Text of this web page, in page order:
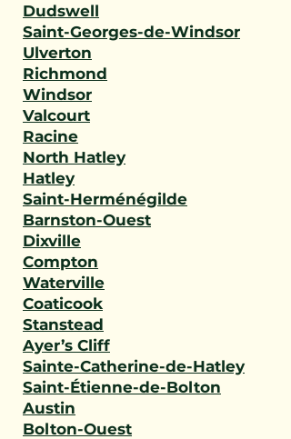
Dudswell
Saint-Georges-de-Windsor
Ulverton
Richmond
Windsor
Valcourt
Racine
North Hatley
Hatley
Saint-Herménégilde
Barnston-Ouest
Dixville
Compton
Waterville
Coaticook
Stanstead
Ayer’s Cliff
Sainte-Catherine-de-Hatley
Saint-Étienne-de-Bolton
Austin
Bolton-Ouest